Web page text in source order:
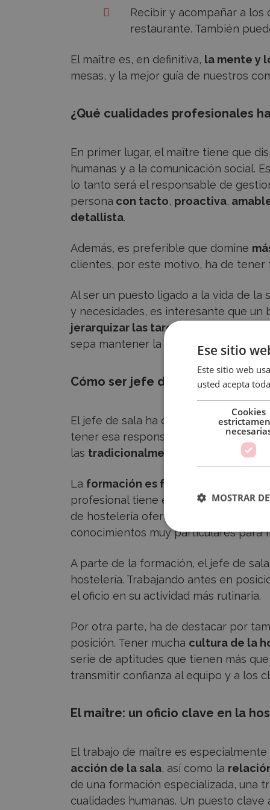
Recibir y acompañar a
restaurante. También
El maître es, en definitiva, la mente y
mesas, y la mejor guía de nuestros
¿Qué cualidades profesionales
En primer lugar, el maître tiene que
humanas y a la comunicación social.
lo tanto será el responsable de
persona con tacto, proactiva,
detallista.
Además, es preferible que domine
clientes, por este motivo, ha de tener
Al ser un puesto ligado a la vida de
y necesidades, es interesante que
jerarquizar las tareas
sepa mantener la mente fría.
Cómo ser jefe de sala o maître
El jefe de sala ha de haber adquirido
tener esa responsabilidad. De hecho,
las tradicionalmente más
La formación es fundamental
en la
profesional tiene estudios
de hostelería ofertan esta
conocimientos muy particulares para
A parte de la formación, el jefe de
hostelería. Trabajando antes en
el oficio en su actividad más rutinaria.
Por otra parte, ha de destacar por
posición. Tener mucha cultura de la
serie de aptitudes que tienen más
transmitir confianza al equipo y a los
El maître: un oficio clave en la
El trabajo de maître es
acción de la sala, así como la
de una formación especializada, una
cualidades humanas. Un puesto
Ese sitio
Este sitio web
usted acepta
Cookies
MOSTRAR